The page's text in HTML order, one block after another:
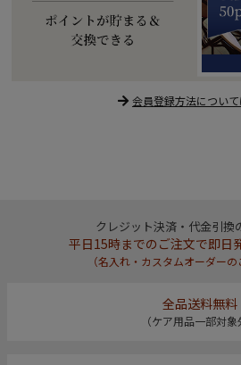
会員登録方法につい
クレジット決済・代金引換
平日15時までのご注文で即日
（名入れ・カスタムオーダーの
全品送料無料
（ケア用品一部対象